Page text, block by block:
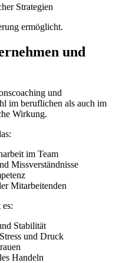
Strategien
ermöglicht.
und
und
im beruflichen als auch im
Wirkung.
im Team
Missverständnisse
Mitarbeitenden
Stabilität
und Druck
Handeln